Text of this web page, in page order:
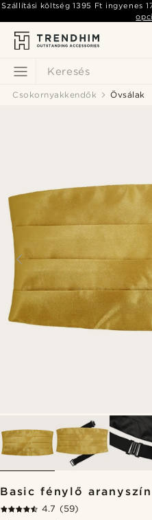
Keresés
Szállítási költség1395 Ft ingyenes
Csokornyakkendők Övsálak
Basic fénylő
4.7 (59)